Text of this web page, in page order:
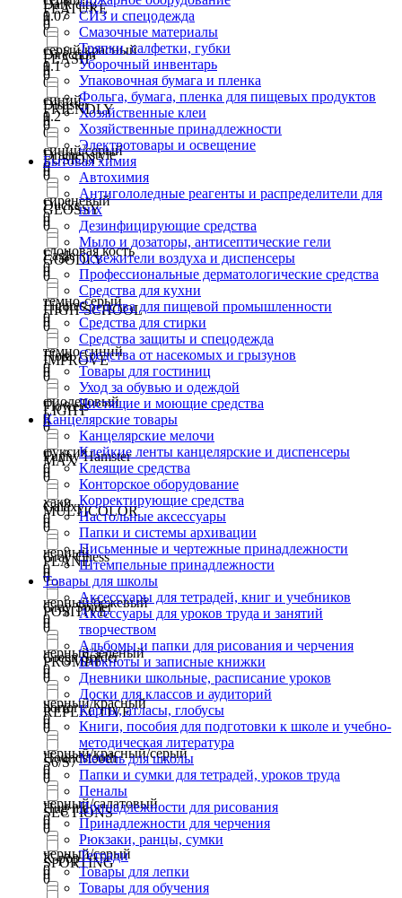
1.07
0
1.1
0
1.2
0
0
серый/красный
0
синий
0
синий/серый
0
сиреневый
0
слоновая кость
0
темно-серый
0
темно-синий
0
фиолетовый
0
фуксия
0
хаки
0
черный
0
черный/бежевый
0
черный/зеленый
0
черный/красный
0
черный/красный/серый
0
черный/салатовый
0
черный/серый
0
Dark city
0
Direction
0
Disaster
0
Drainer style
0
Ducks
0
Eagle
0
Figures
0
Flora
0
Flowers
0
Funny Hamster
0
Galaxy
0
Gray Chess
0
Gray Spider
0
Green Spider
0
horror
0
Houndstooth
0
Hug me
0
K-pop
0
FEATURE
0
FLASH
0
FRIENDLY
0
FUSION
0
GLOSSY
0
GOODLY
0
HIGH SCHOOL
0
IMPROVE
0
LIGHT
0
MAX
0
MULTICOLOR
0
PLANE
0
POSITIVE
0
PROMPT
0
REFLECTIVE
0
S6/S7
0
SECTIONS
0
SPORTING
0
СИЗ и спецодежда
Смазочные материалы
Тряпки, салфетки, губки
Уборочный инвентарь
Упаковочная бумага и пленка
Фольга, бумага, пленка для пищевых продуктов
Хозяйственные клеи
Хозяйственные принадлежности
Электротовары и освещение
Бытовая химия
Автохимия
Антигололедные реагенты и распределители для
них
Дезинфицирующие средства
Мыло и дозаторы, антисептические гели
Освежители воздуха и диспенсеры
Профессиональные дерматологические средства
Средства для кухни
Средства для пищевой промышленности
Средства для стирки
Средства защиты и спецодежда
Средства от насекомых и грызунов
Товары для гостиниц
Уход за обувью и одеждой
Чистящие и моющие средства
Канцелярские товары
Канцелярские мелочи
Клейкие ленты канцелярские и диспенсеры
Клеящие средства
Конторское оборудование
Корректирующие средства
Настольные аксессуары
Папки и системы архивации
Письменные и чертежные принадлежности
Штемпельные принадлежности
Товары для школы
Аксессуары для тетрадей, книг и учебников
Аксессуары для уроков труда и занятий
творчеством
Альбомы и папки для рисования и черчения
Блокноты и записные книжки
Дневники школьные, расписание уроков
Доски для классов и аудиторий
Карты, атласы, глобусы
Книги, пособия для подготовки к школе и учебно-
методическая литература
Мебель для школы
Папки и сумки для тетрадей, уроков труда
Пеналы
Принадлежности для рисования
Принадлежности для черчения
Рюкзаки, ранцы, сумки
Тетради
Товары для лепки
Товары для обучения